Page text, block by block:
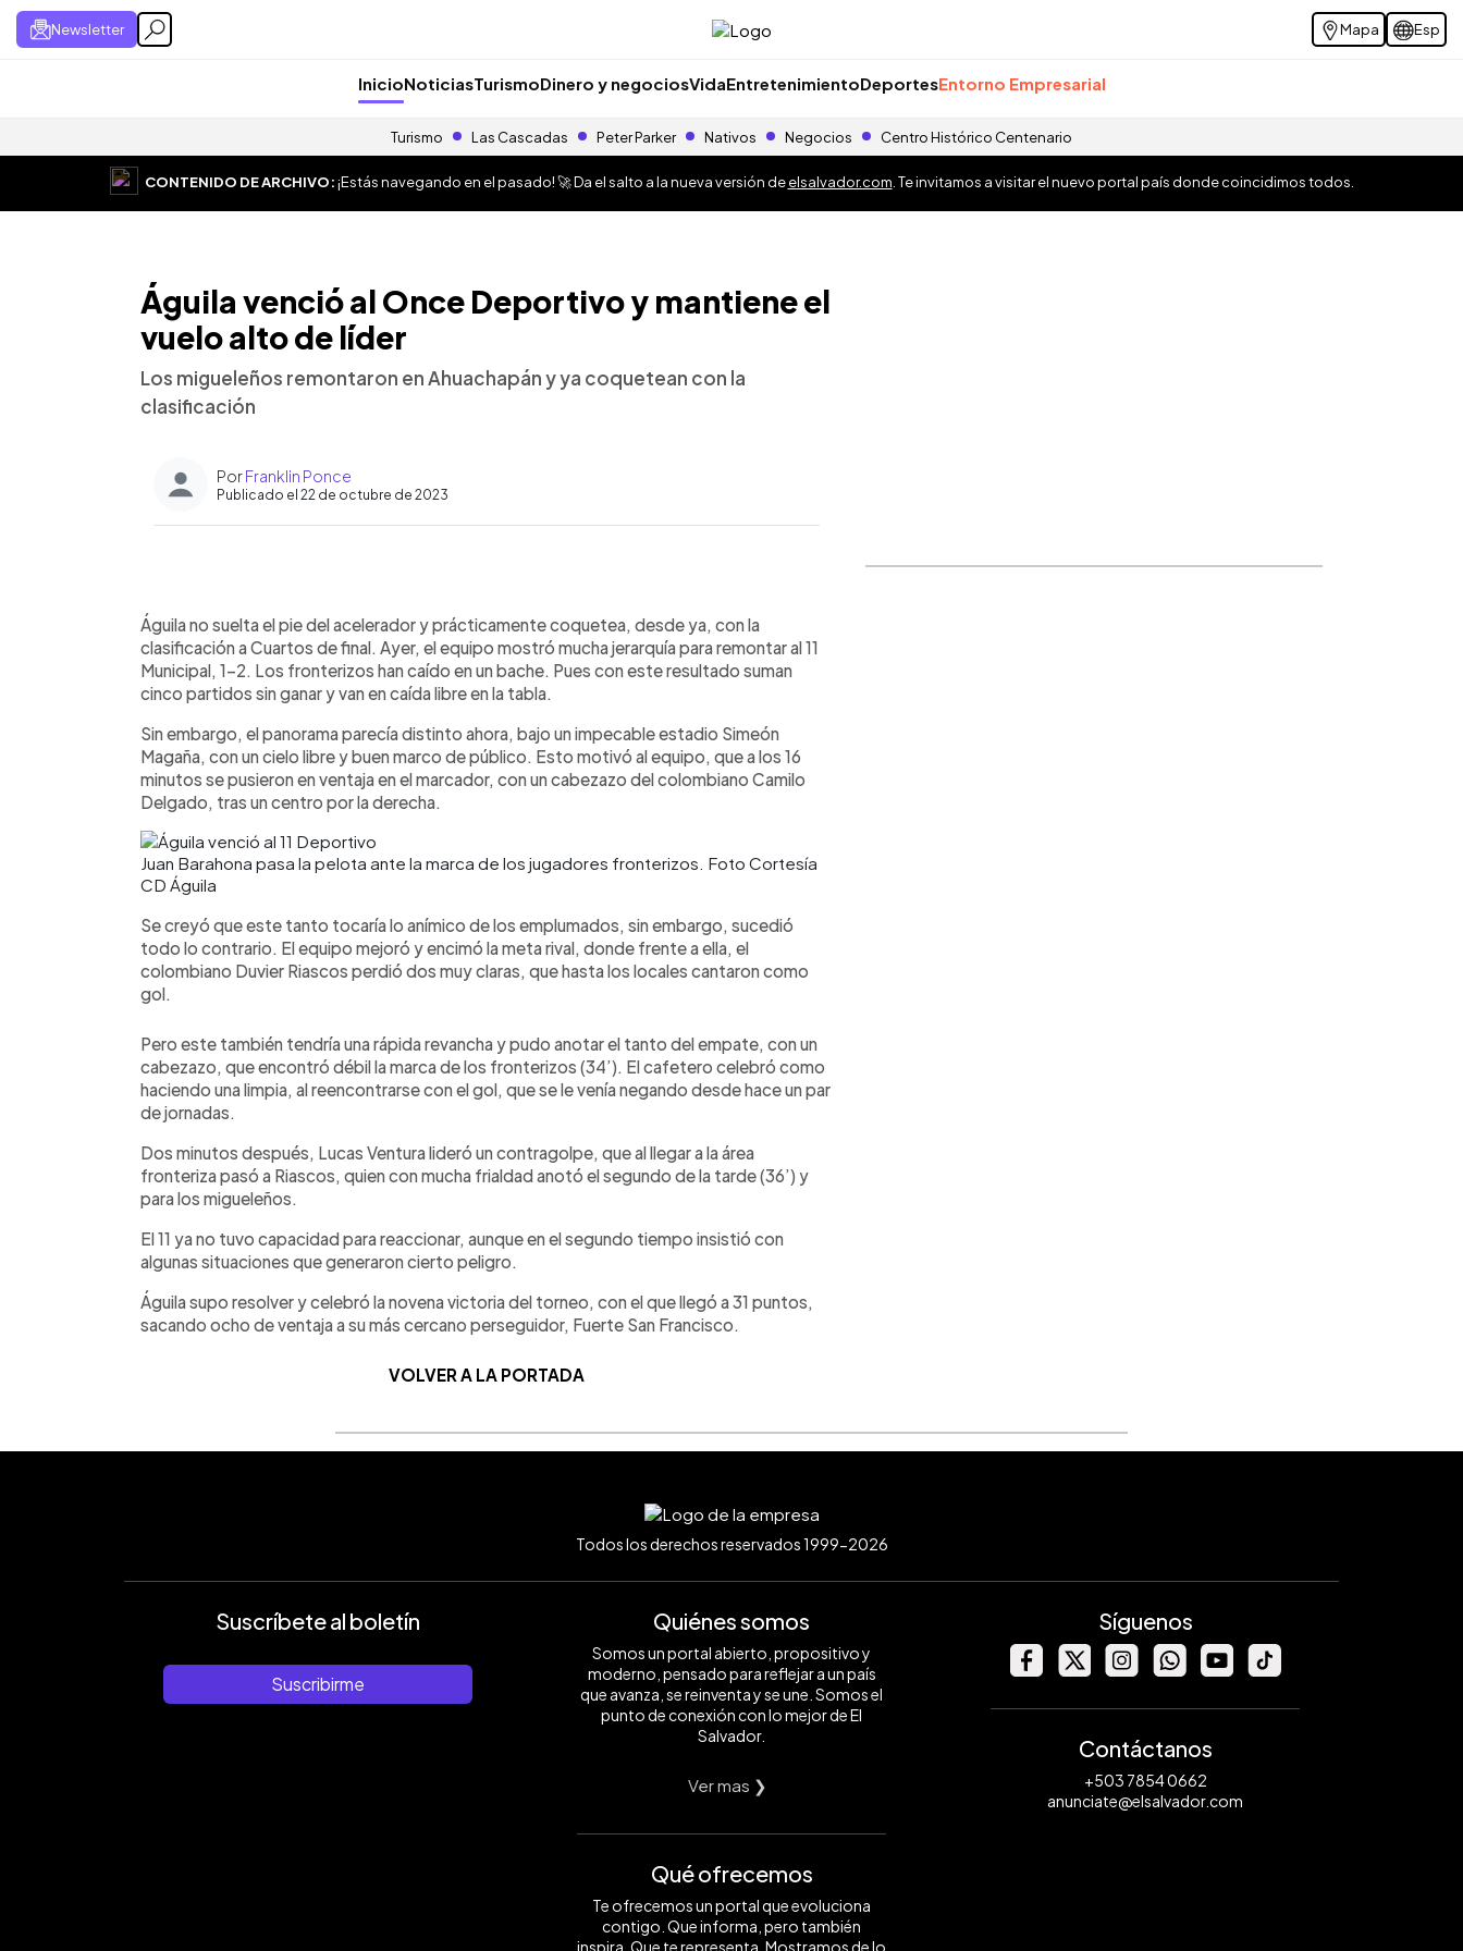
Newsletter Mapa Esp
InicioNoticiasTurismoDinero y negociosVidaEntretenimientoDeportesEntorno Empresarial
Turismo Las Cascadas Peter Parker Nativos Negocios Centro Histórico Centenario
CONTENIDO DE ARCHIVO:¡Estás navegando en el pasado! 🚀 Da el salto a la nueva versión deelsalvador.com . Te invitamos a visitar el nuevo portal país donde coincidimos todos.
Águila venció al Once Deportivo y mantiene el
vuelo alto de líder
Los migueleños remontaron en Ahuachapán y ya coquetean con la
clasificación
PorFranklin Ponce
Publicado el 22 de octubre de 2023
Escuchar artículo
Águila no suelta el pie del acelerador y prácticamente coquetea, desde ya, con la
clasificación a Cuartos de final. Ayer, el equipo mostró mucha jerarquía para remontar al 11
Municipal, 1-2. Los fronterizos han caído en un bache. Pues con este resultado suman
cinco partidos sin ganar y van en caída libre en la tabla.
Sin embargo, el panorama parecía distinto ahora, bajo un impecable estadio Simeón
Magaña, con un cielo libre y buen marco de público. Esto motivó al equipo, que a los 16
minutos se pusieron en ventaja en el marcador, con un cabezazo del colombiano Camilo
Delgado, tras un centro por la derecha.
Juan Barahona pasa la pelota ante la marca de los jugadores fronterizos. Foto Cortesía
CD Águila
Se creyó que este tanto tocaría lo anímico de los emplumados, sin embargo, sucedió
todo lo contrario. El equipo mejoró y encimó la meta rival, donde frente a ella, el
colombiano Duvier Riascos perdió dos muy claras, que hasta los locales cantaron como
gol.
Pero este también tendría una rápida revancha y pudo anotar el tanto del empate, con un
cabezazo, que encontró débil la marca de los fronterizos (34’). El cafetero celebró como
haciendo una limpia, al reencontrarse con el gol, que se le venía negando desde hace un par
de jornadas.
Dos minutos después, Lucas Ventura lideró un contragolpe, que al llegar a la área
fronteriza pasó a Riascos, quien con mucha frialdad anotó el segundo de la tarde (36’) y
para los migueleños.
El 11 ya no tuvo capacidad para reaccionar, aunque en el segundo tiempo insistió con
algunas situaciones que generaron cierto peligro.
Águila supo resolver y celebró la novena victoria del torneo, con el que llegó a 31 puntos,
sacando ocho de ventaja a su más cercano perseguidor, Fuerte San Francisco.
VOLVER A LA PORTADA
Todos los derechos reservados 1999-2026
Suscríbete al boletín
Suscribirme
Quiénes somos
Somos un portal abierto, propositivo y
moderno, pensado para reflejar a un país
que avanza, se reinventa y se une. Somos el
punto de conexión con lo mejor de El
Salvador.
Ver mas ❯
Qué ofrecemos
Te ofrecemos un portal que evoluciona
contigo. Que informa, pero también
inspira. Que te representa. Mostramos de lo
Síguenos
Contáctanos
+503 7854 0662
anunciate@elsalvador.com